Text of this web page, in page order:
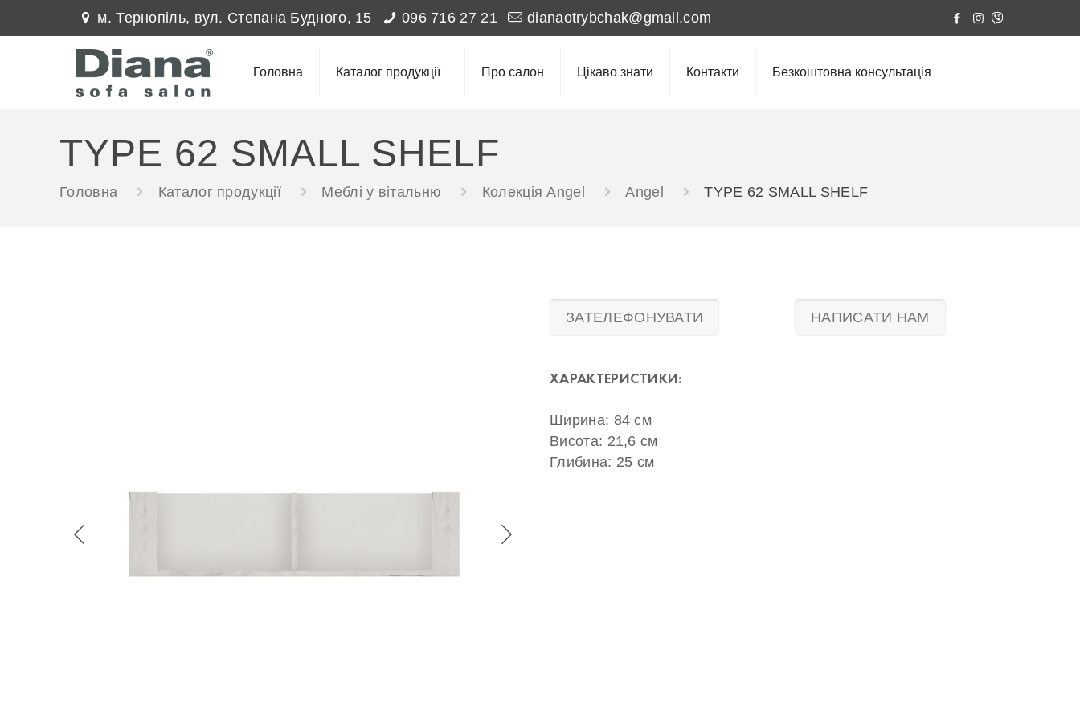
м. Тернопіль, вул. Степана Будного, 15 096 716 27 21 dianaotrybchak@gmail.com
Головна Каталог продукції Про салон Цікаво знати Контакти Безкоштовна консультація
TYPE 62 SMALL SHELF
Головна Каталог продукції Меблі у вітальню Колекція Angel Angel TYPE 62 SMALL SHELF
ЗАТЕЛЕФОНУВАТИ НАПИСАТИ НАМ
ХАРАКТЕРИСТИКИ:
Ширина: 84 см
Висота: 21,6 см
Глибина: 25 см